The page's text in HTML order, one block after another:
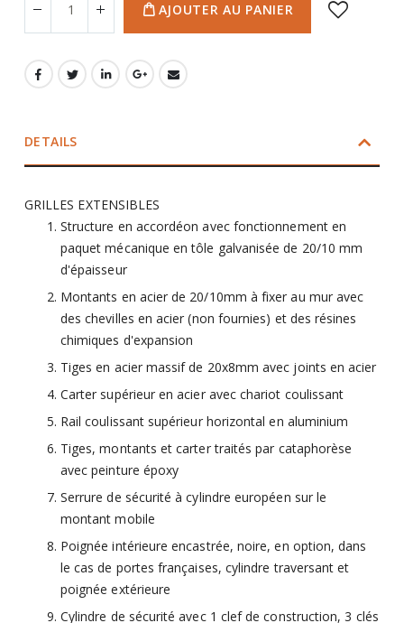
AJOUTER AU PANIER
DETAILS
GRILLES EXTENSIBLES
Structure en accordéon avec fonctionnement en
paquet mécanique en tôle galvanisée de 20/10 mm
d'épaisseur
Montants en acier de 20/10mm à fixer au mur avec
des chevilles en acier (non fournies) et des résines
chimiques d'expansion
Tiges en acier massif de 20x8mm avec joints en acier
Carter supérieur en acier avec chariot coulissant
Rail coulissant supérieur horizontal en aluminium
Tiges, montants et carter traités par cataphorèse
avec peinture époxy
Serrure de sécurité à cylindre européen sur le
montant mobile
Poignée intérieure encastrée, noire, en option, dans
le cas de portes françaises, cylindre traversant et
poignée extérieure
Cylindre de sécurité avec 1 clef de construction, 3 clés